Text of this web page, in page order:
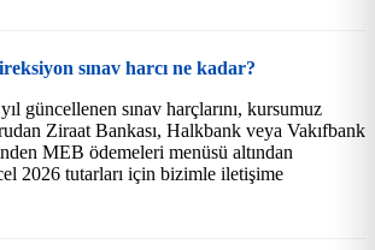
sınav harcı ne kadar?
güncellenen sınav harçlarını, kursumuz
Ziraat Bankası, Halkbank veya Vakıfbank
MEB ödemeleri menüsü altından
2026 tutarları için bizimle iletişime